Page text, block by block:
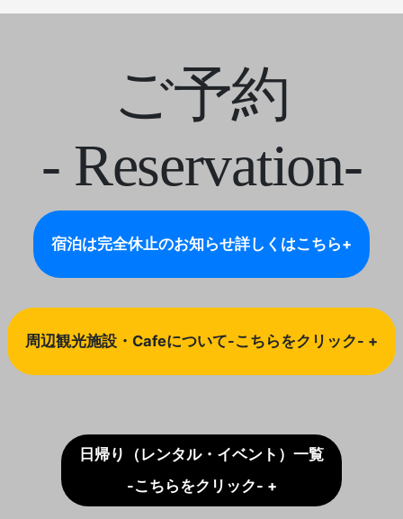
ご予約
- Reservation-
宿泊は完全休止のお知らせ詳しくはこちら+
周辺観光施設・Cafeについて-こちらをクリック- +
日帰り（レンタル・イベント）一覧
-こちらをクリック- +